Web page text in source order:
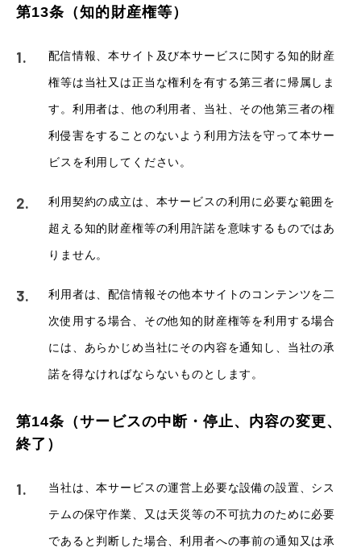
第13条（知的財産権等）
配信情報、本サイト及び本サービスに関する知的財産
権等は当社又は正当な権利を有する第三者に帰属しま
す。利用者は、他の利用者、当社、その他第三者の権
利侵害をすることのないよう利用方法を守って本サー
ビスを利用してください。
利用契約の成立は、本サービスの利用に必要な範囲を
超える知的財産権等の利用許諾を意味するものではあ
りません。
利用者は、配信情報その他本サイトのコンテンツを二
次使用する場合、その他知的財産権等を利用する場合
には、あらかじめ当社にその内容を通知し、当社の承
諾を得なければならないものとします。
第14条（サービスの中断・停止、内容の変更、
終了）
当社は、本サービスの運営上必要な設備の設置、シス
テムの保守作業、又は天災等の不可抗力のために必要
であると判断した場合、利用者への事前の通知又は承